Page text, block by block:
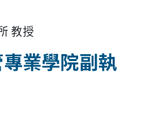
業學院副執